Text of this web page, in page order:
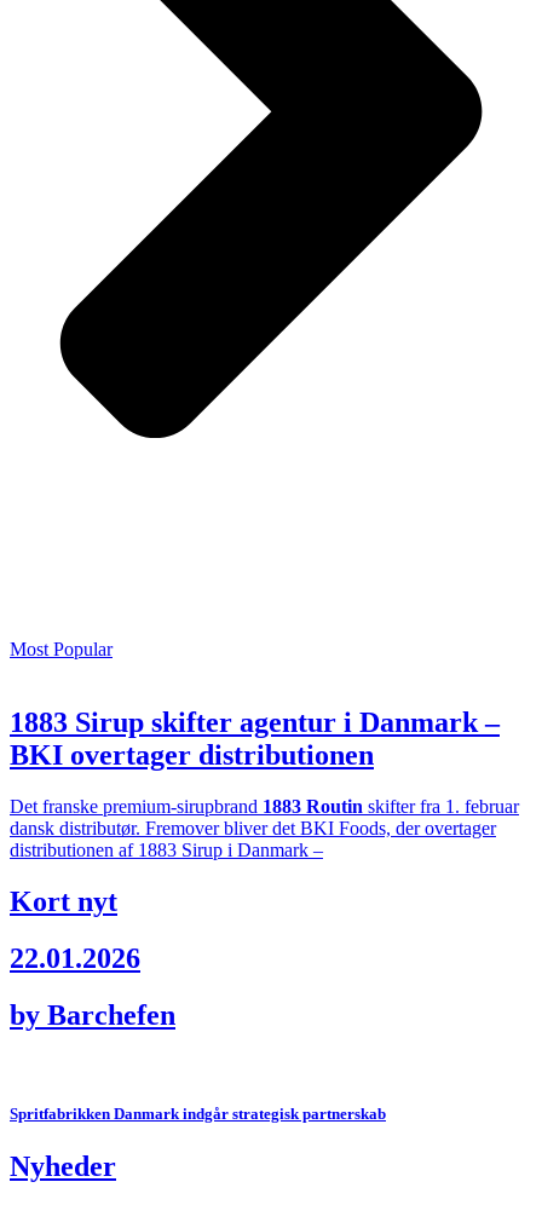
Most Popular
1883 Sirup skifter agentur i Danmark –
BKI overtager distributionen
Det franske premium-sirupbrand 1883 Routin skifter fra 1. februar
dansk distributør. Fremover bliver det BKI Foods, der overtager
distributionen af 1883 Sirup i Danmark –
Kort nyt
22.01.2026
by Barchefen
Spritfabrikken Danmark indgår strategisk partnerskab
Nyheder